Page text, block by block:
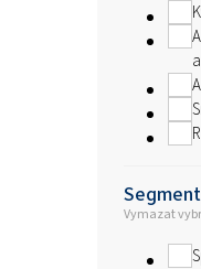
Segment
Vymazat